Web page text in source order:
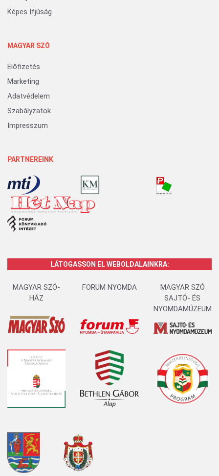
Képes Ifjúság
MAGYAR SZÓ
Előfizetés
Marketing
Adatvédelem
Szabályzatok
Impresszum
PARTNEREINK
LÁTOGASSON EL WEBOLDALAINKRA:
MAGYAR SZÓ-
HÁZ
FORUM NYOMDA
MAGYAR SZÓ
SAJTÓ- ÉS
NYOMDAMÚZEUM